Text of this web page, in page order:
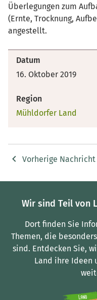
Überlegungen zum
(Ernte, Trocknung,
angestellt.
Datum
16. Oktober 2019
Region
Mühldorfer Land
Vorherige Nachricht
Wir sind Teil von
Dort finden Sie
Themen, die
sind. Entdecken Sie,
Land ihre Ideen